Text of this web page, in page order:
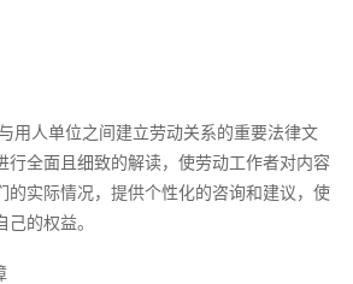
用人单位之间建立劳动关系的重要法律文
行全面且细致的解读，使劳动工作者对内容
的实际情况，提供个性化的咨询和建议，使
的权益。